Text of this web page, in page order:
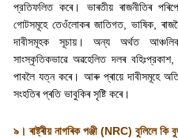
প্রতিফলিত কৰে। ভাৰতীয় ৰাজনীতিৰ
গোটসমূহে তেওঁলোকৰ জাতিগত,ভাষিক ,
দাবীসমূহক সূচায়। অন্য অর্থত
সাংস্কৃতিকভাৱে অৱহেলিত দলৰ বহিঃপ্রকাশ,
পাবলৈ যত্ন কৰে। আৰু প্ৰায়ে দাবীসমূহে
সংহতিৰ প্ৰতি ভাবুকিৰ সৃষ্টি কৰে।
৯। ৰাষ্ট্ৰীয় নাগৰিক পঞ্জী (NRC) বুলিলে কি